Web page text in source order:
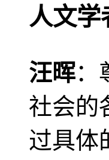
人文学
汪晖：
社会的
过具体